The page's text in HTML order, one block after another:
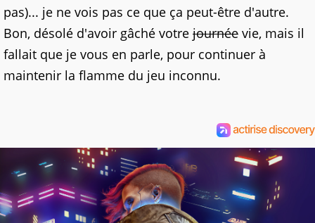
pas)... je ne vois pas ce que ça peut-être d'autre.
Bon, désolé d'avoir gâché votre journée vie, mais il
fallait que je vous en parle, pour continuer à
maintenir la flamme du jeu inconnu.